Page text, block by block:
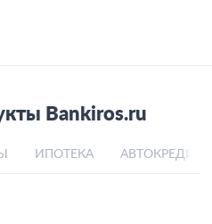
Bankiros.ru
ИПОТЕКА